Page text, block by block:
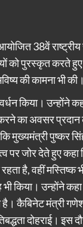
38वें
को पुरस्कृत करते
की कामना भी की।
किया। उन्होंने
का अवसर
मुख्यमंत्री पुष्कर
पर जोर देते हुए
है, वहीं मस्तिष्क
किया। उन्होंने
है। कैबिनेट मंत्री
दोहराई। इस